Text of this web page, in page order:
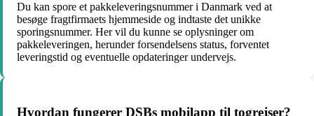
Du kan spore et pakkeleveringsnummer i Danmark ved at
besøge fragtfirmaets hjemmeside og indtaste det unikke
sporingsnummer. Her vil du kunne se oplysninger om
pakkeleveringen, herunder forsendelsens status, forventet
leveringstid og eventuelle opdateringer undervejs.
Hvordan fungerer DSBs mobilapp til togrejser?